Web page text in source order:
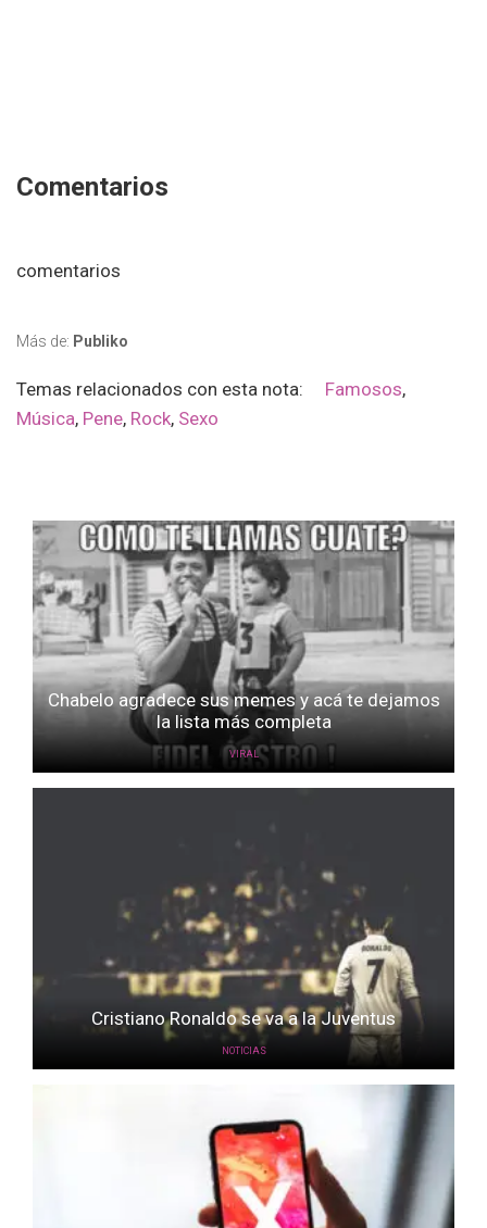
Comentarios
comentarios
Más de: Publiko
Temas relacionados con esta nota: Famosos,
Música, Pene, Rock, Sexo
Chabelo agradece sus memes y acá te dejamos
la lista más completa
VIRAL
Cristiano Ronaldo se va a la Juventus
NOTICIAS